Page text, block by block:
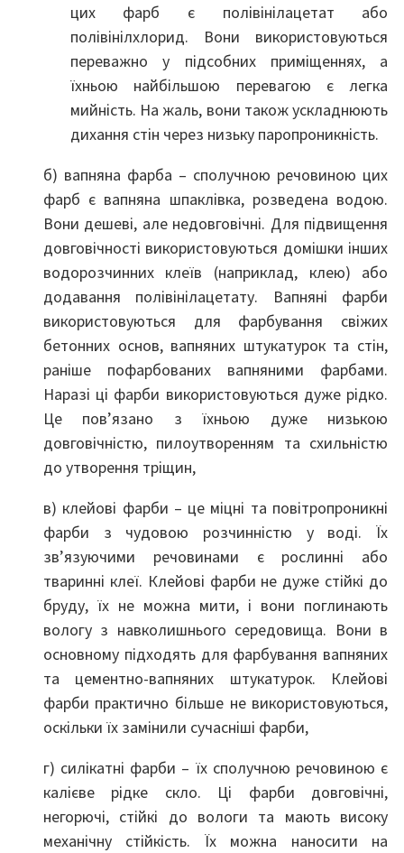
цих фарб є полівінілацетат або
полівінілхлорид. Вони використовуються
переважно у підсобних приміщеннях, а
їхньою найбільшою перевагою є легка
мийність. На жаль, вони також ускладнюють
дихання стін через низьку паропроникність.
б) вапняна фарба – сполучною речовиною цих
фарб є вапняна шпаклівка, розведена водою.
Вони дешеві, але недовговічні. Для підвищення
довговічності використовуються домішки інших
водорозчинних клеїв (наприклад, клею) або
додавання полівінілацетату. Вапняні фарби
використовуються для фарбування свіжих
бетонних основ, вапняних штукатурок та стін,
раніше пофарбованих вапняними фарбами.
Наразі ці фарби використовуються дуже рідко.
Це пов’язано з їхньою дуже низькою
довговічністю, пилоутворенням та схильністю
до утворення тріщин,
в) клейові фарби – це міцні та повітропроникні
фарби з чудовою розчинністю у воді. Їх
зв’язуючими речовинами є рослинні або
тваринні клеї. Клейові фарби не дуже стійкі до
бруду, їх не можна мити, і вони поглинають
вологу з навколишнього середовища. Вони в
основному підходять для фарбування вапняних
та цементно-вапняних штукатурок. Клейові
фарби практично більше не використовуються,
оскільки їх замінили сучасніші фарби,
г) силікатні фарби – їх сполучною речовиною є
калієве рідке скло. Ці фарби довговічні,
негорючі, стійкі до вологи та мають високу
механічну стійкість. Їх можна наносити на